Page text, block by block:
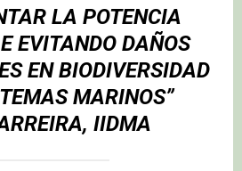
LA POTENCIA
EVITANDO DAÑOS
EN BIODIVERSIDAD
MARINOS”
IIDMA